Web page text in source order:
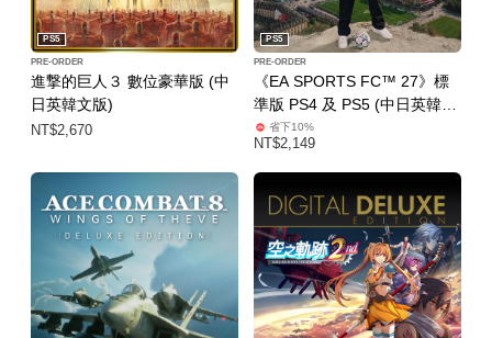
進撃的巨人３ 數位豪華版 (中
日英韓文版)
PS5
PRE-ORDER
NT$2,670
《EA SPORTS FC™ 27》標
準版 PS4 及 PS5 (中日英韓文
版)
PS5
PRE-ORDER
省下10%
NT$2,149